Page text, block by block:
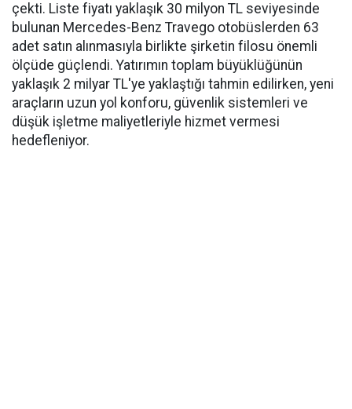
çekti. Liste fiyatı yaklaşık 30 milyon TL seviyesinde
bulunan Mercedes-Benz Travego otobüslerden 63
adet satın alınmasıyla birlikte şirketin filosu önemli
ölçüde güçlendi. Yatırımın toplam büyüklüğünün
yaklaşık 2 milyar TL'ye yaklaştığı tahmin edilirken, yeni
araçların uzun yol konforu, güvenlik sistemleri ve
düşük işletme maliyetleriyle hizmet vermesi
hedefleniyor.